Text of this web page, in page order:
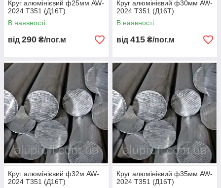
Круг алюмінієвий ф25мм AW-
2024 Т351 (Д16Т)
В наявності
від 290 ₴/пог.м
Круг алюмінієвий ф30мм AW-
2024 Т351 (Д16Т)
В наявності
від 415 ₴/пог.м
Круг алюмінієвий ф32м AW-
2024 Т351 (Д16Т)
Круг алюмінієвий ф35мм AW-
2024 Т351 (Д16Т)